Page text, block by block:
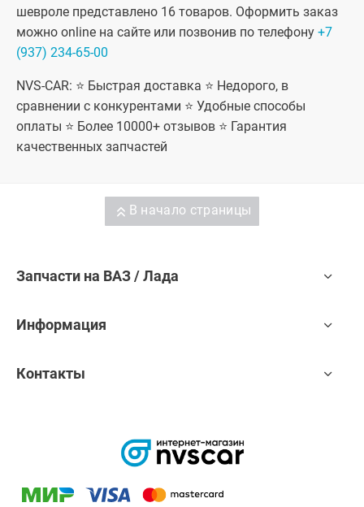
шевроле представлено 16 товаров. Оформить заказ
можно online на сайте или позвонив по телефону +7
(937) 234-65-00
NVS-CAR: ⭐ Быстрая доставка ⭐ Недорого, в
сравнении с конкурентами ⭐ Удобные способы
оплаты ⭐ Более 10000+ отзывов ⭐ Гарантия
качественных запчастей
В начало страницы
Запчасти на ВАЗ / Лада
Информация
Контакты